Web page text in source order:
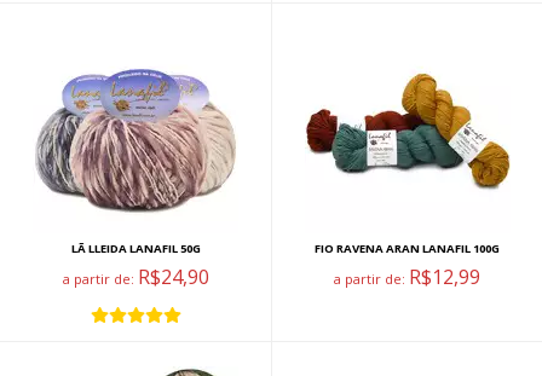
LÃ LLEIDA LANAFIL 50G
a partir de: R$24,90
FIO RAVENA ARAN LANAFIL 100G
a partir de: R$12,99